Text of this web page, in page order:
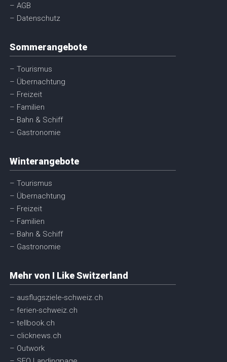
– AGB
– Datenschutz
Sommerangebote
– Tourismus
– Übernachtung
– Freizeit
– Familien
– Bahn & Schiff
– Gastronomie
Winterangebote
– Tourismus
– Übernachtung
– Freizeit
– Familien
– Bahn & Schiff
– Gastronomie
Mehr von I Like Switzerland
– ausflugsziele-schweiz.ch
– ferien-schweiz.ch
– tellbook.ch
– clicknews.ch
– Outwork